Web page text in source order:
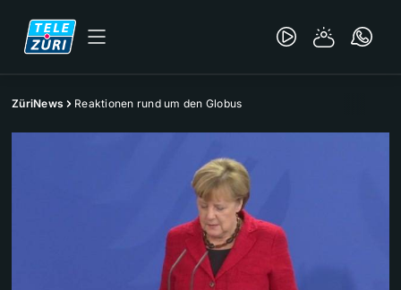
ZüriNews Reaktionen rund um den Globus